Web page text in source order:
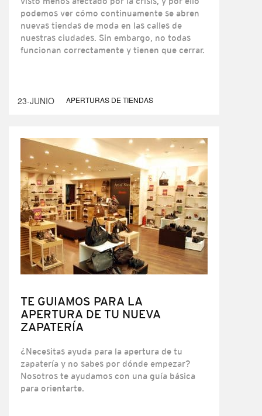
podemos ver cómo continuamente se abren
nuevas tiendas de moda en las calles de
nuestras ciudades. Sin embargo, no todas
funcionan correctamente y tienen que cerrar.
23-JUNIO APERTURAS DE TIENDAS
TE GUIAMOS PARA LA
APERTURA DE TU NUEVA
ZAPATERÍA
¿Necesitas ayuda para la apertura de tu
zapatería y no sabes por dónde empezar?
Nosotros te ayudamos con una guía básica
para orientarte.